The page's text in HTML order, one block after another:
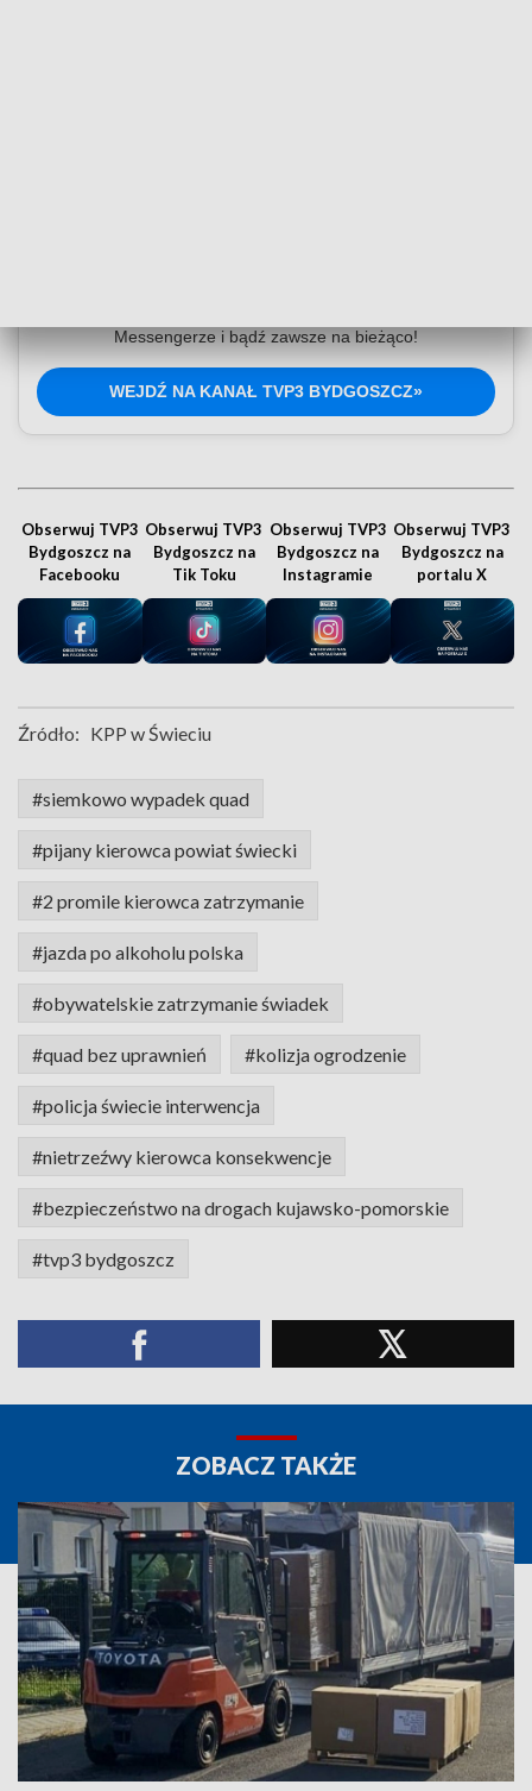
Messengerze i bądź zawsze na bieżąco!
WEJDŹ NA KANAŁ TVP3 BYDGOSZCZ»
Obserwuj TVP3
Bydgoszcz na
Facebooku
Obserwuj TVP3
Bydgoszcz na
Tik Toku
Obserwuj TVP3
Bydgoszcz na
Instagramie
Obserwuj TVP3
Bydgoszcz na
portalu X
Źródło: KPP w Świeciu
#siemkowo wypadek quad
#pijany kierowca powiat świecki
#2 promile kierowca zatrzymanie
#jazda po alkoholu polska
#obywatelskie zatrzymanie świadek
#quad bez uprawnień #kolizja ogrodzenie
#policja świecie interwencja
#nietrzeźwy kierowca konsekwencje
#bezpieczeństwo na drogach kujawsko-pomorskie
#tvp3 bydgoszcz
ZOBACZ TAKŻE